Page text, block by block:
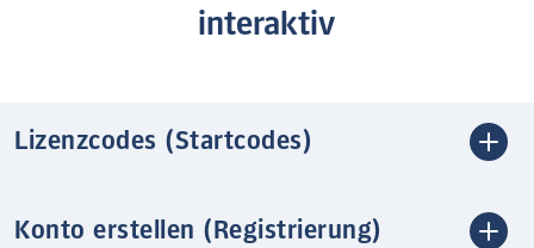
interaktiv
Lizenzcodes (Startcodes)
Konto erstellen (Registrierung)